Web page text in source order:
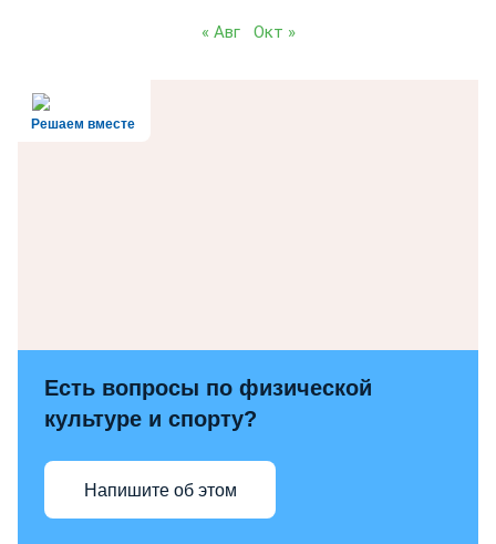
« Авг Окт »
Решаем вместе
Есть вопросы по физической
культуре и спорту?
Напишите об этом